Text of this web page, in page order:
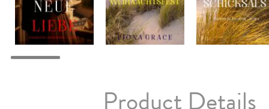
Product Details